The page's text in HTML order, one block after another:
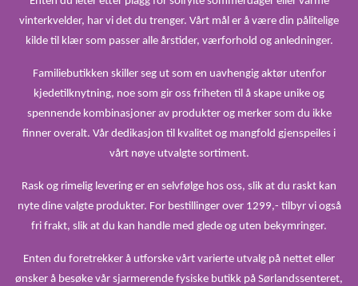
vinterkvelder, har vi det du trenger. Vårt mål er å være din pålitelige
kilde til klær som passer alle årstider, værforhold og anledninger.
Familiebutikken skiller seg ut som en uavhengig aktør utenfor
kjedetilknytning, noe som gir oss friheten til å skape unike og
spennende kombinasjoner av produkter og merker som du ikke
finner overalt. Vår dedikasjon til kvalitet og mangfold gjenspeiles i
vårt nøye utvalgte sortiment.
Rask og rimelig levering er en selvfølge hos oss, slik at du raskt kan
nyte dine valgte produkter. For bestillinger over 1299,- tilbyr vi også
fri frakt, slik at du kan handle med glede og uten bekymringer.
Enten du foretrekker å utforske vårt varierte utvalg på nettet eller
ønsker å besøke vår sjarmerende fysiske butikk på Sørlandssenteret,